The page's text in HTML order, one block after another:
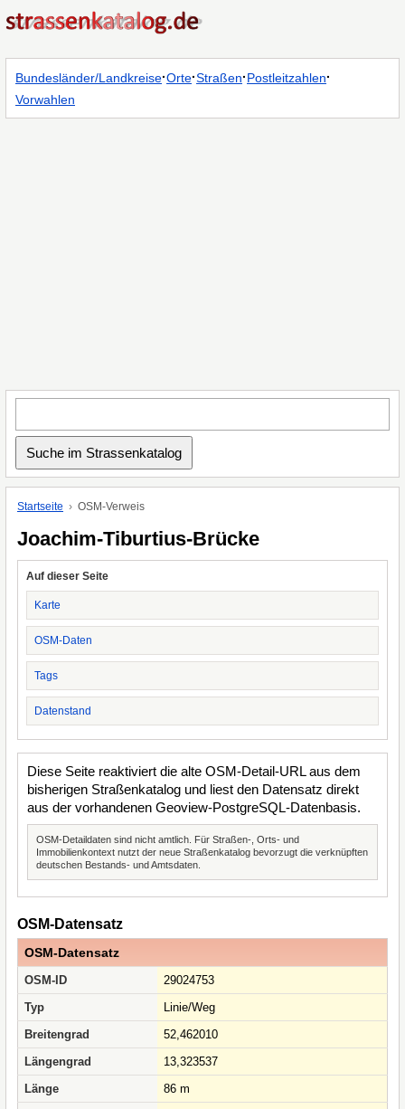
Bundesländer/Landkreise·Orte·Straßen·Postleitzahlen·
Vorwahlen
Startseite OSM-Verweis
Joachim-Tiburtius-Brücke
Auf dieser Seite
Karte
OSM-Daten
Tags
Datenstand
Diese Seite reaktiviert die alte OSM-Detail-URL aus dem
bisherigen Straßenkatalog und liest den Datensatz direkt
aus der vorhandenen Geoview-PostgreSQL-Datenbasis.
OSM-Detaildaten sind nicht amtlich. Für Straßen-, Orts- und
Immobilienkontext nutzt der neue Straßenkatalog bevorzugt die verknüpften
deutschen Bestands- und Amtsdaten.
OSM-Datensatz
OSM-Datensatz
OSM-ID
29024753
Typ
Linie/Weg
Breitengrad
52,462010
Längengrad
13,323537
Länge
86 m